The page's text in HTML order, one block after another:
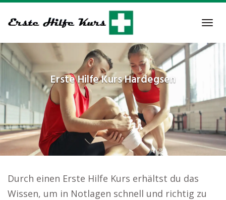
to
content
Erste Hilfe KursHardegsen
Durch einen Erste Hilfe Kurs erhältst du das
Wissen, um in Notlagen schnell und richtig zu